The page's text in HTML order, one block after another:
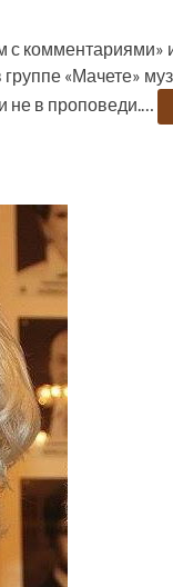
комментариями»
«Мачете»
не в проповеди.…